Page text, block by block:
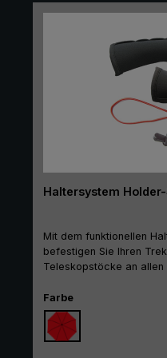
Haltersystem
Mit dem funktionellen
befestigen Sie Ihren
Teleskopstöcke an allen
beinhaltet je ein Paar
ein Paar verstellbare,
Befestigungsschlaufen.
Schlauchhüllen werden
Farbeauswählen